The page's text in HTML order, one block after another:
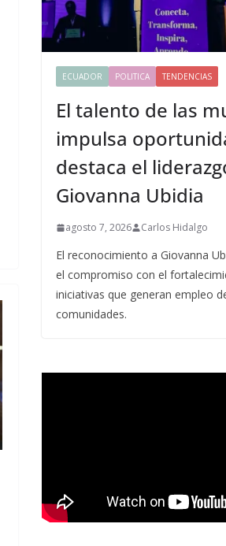
ECUADOR POLITICA TENDENCIAS
El talento de las
impulsa
destaca el
Giovanna Ubidia
agosto 7, 2026 Carlos Hidalgo
El reconocimiento a Giovanna
el compromiso con el
iniciativas que generan empleo
comunidades.